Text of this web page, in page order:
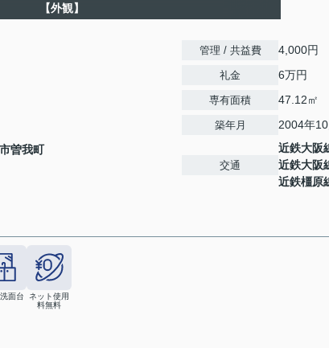
【外観】
曽我町
管理 / 共益費 4,000円
礼金 6万円
専有面積 47.12㎡
築年月 2004年
交通
近鉄大阪
近鉄大阪
近鉄橿原
面台
ネット使用
料無料